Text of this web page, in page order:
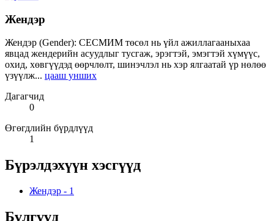
Жендэр
Жендэр (Gender): СЕСМИМ төсөл нь үйл ажиллагааныхаа
явцад жендерийн асуудлыг тусгаж, эрэгтэй, эмэгтэй хүмүүс,
охид, хөвгүүдэд өөрчлөлт, шинэчлэл нь хэр ялгаатай үр нөлөө
үзүүлж... цааш унших
Дагагчид
0
Өгөгдлийн бүрдлүүд
1
Бүрэлдэхүүн хэсгүүд
Жендэр - 1
Бүлгүүд